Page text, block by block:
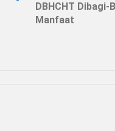
DBHCHT
Manfaat